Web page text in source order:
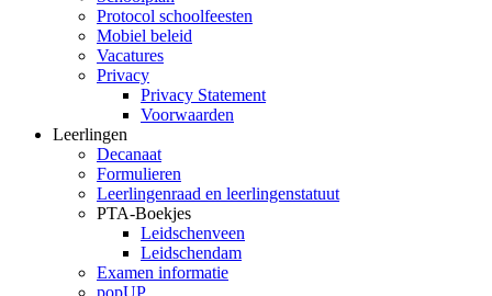
Protocol schoolfeesten
Mobiel beleid
Vacatures
Privacy
Privacy Statement
Voorwaarden
Leerlingen
Decanaat
Formulieren
Leerlingenraad en leerlingenstatuut
PTA-Boekjes
Leidschenveen
Leidschendam
Examen informatie
popUP